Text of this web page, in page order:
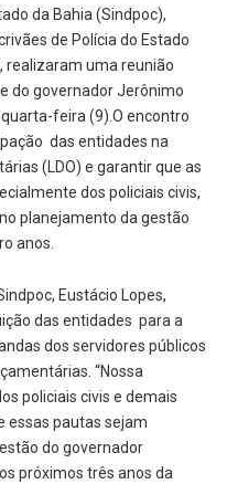
da Bahia (Sindpoc),
de Polícia do Estado
realizaram uma reunião
do governador Jerônimo
feira (9).O encontro
das entidades na
(LDO) e garantir que as
dos policiais civis,
planejamento da gestão
anos.
Eustácio Lopes,
das entidades para a
dos servidores públicos
“Nossa
policiais civis e demais
essas pautas sejam
do governador
próximos três anos da